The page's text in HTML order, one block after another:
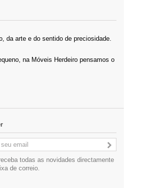
da arte e do sentido de preciosidade.
na Móveis Herdeiro pensamos o
todas as novidades directamente
de correio.